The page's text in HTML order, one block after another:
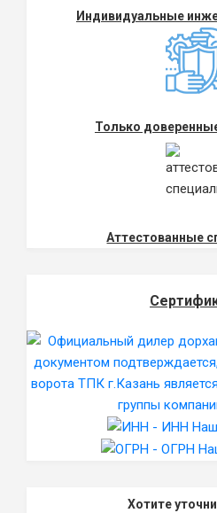
Индивидуальные
Только
Аттестованные
Хотите